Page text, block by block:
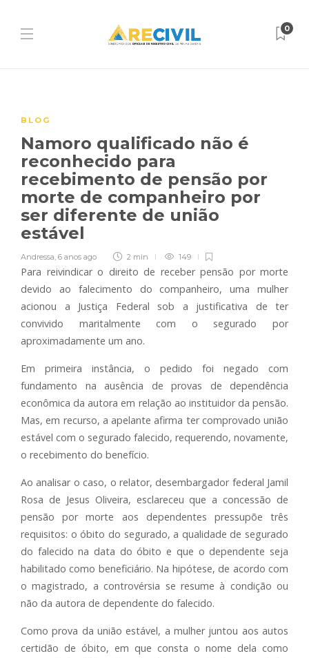
0
BLOG
Namoro qualificado não é
reconhecido para
recebimento de pensão por
morte de companheiro por
ser diferente de união
estável
Andressa, 6 anos ago 2 min 149
Para reivindicar o direito de receber pensão por morte
devido ao falecimento do companheiro, uma mulher
acionou a Justiça Federal sob a justificativa de ter
convivido maritalmente com o segurado por
aproximadamente um ano.
Em primeira instância, o pedido foi negado com
fundamento na ausência de provas de dependência
econômica da autora em relação ao instituidor da pensão.
Mas, em recurso, a apelante afirma ter comprovado união
estável com o segurado falecido, requerendo, novamente,
o recebimento do benefício.
Ao analisar o caso, o relator, desembargador federal Jamil
Rosa de Jesus Oliveira, esclareceu que a concessão de
pensão por morte aos dependentes pressupõe três
requisitos: o óbito do segurado, a qualidade de segurado
do falecido na data do óbito e que o dependente seja
habilitado como beneficiário. Na hipótese, de acordo com
o magistrado, a controvérsia se resume à condição ou
não da autora de dependente do falecido.
Como prova da união estável, a mulher juntou aos autos
certidão de óbito, em que consta o nome dela como